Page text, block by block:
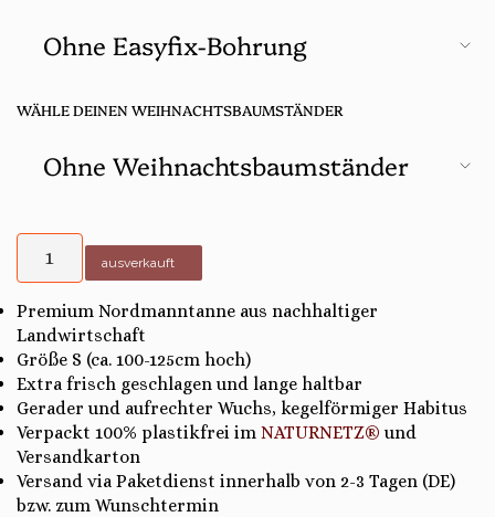
WÄHLE DEINEN WEIHNACHTSBAUMSTÄNDER
ausverkauft
Premium Nordmanntanne aus nachhaltiger
Landwirtschaft
Größe S (ca. 100-125cm hoch)
Extra frisch geschlagen und lange haltbar
Gerader und aufrechter Wuchs, kegelförmiger Habitus
Verpackt 100% plastikfrei im NATURNETZ® und
Versandkarton
Versand via Paketdienst innerhalb von 2-3 Tagen (DE)
bzw. zum Wunschtermin